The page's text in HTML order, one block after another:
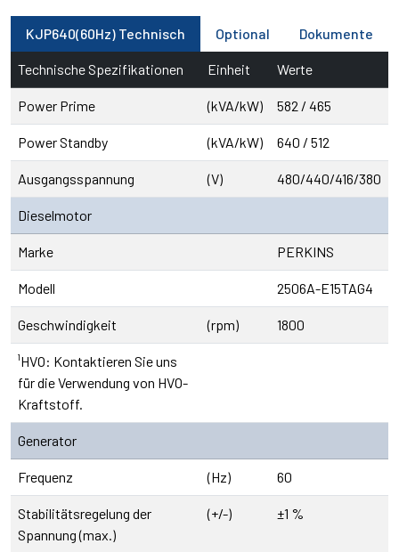
KJP640(60Hz) Technisch Optional Dokumente
Technische Spezifikationen Einheit Werte
Power Prime (kVA/kW) 582 / 465
Power Standby (kVA/kW) 640 / 512
Ausgangsspannung (V) 480/440/416/380
Dieselmotor
Marke PERKINS
Modell 2506A-E15TAG4
Geschwindigkeit (rpm) 1800
¹HVO: Kontaktieren Sie uns
für die Verwendung von HVO-
Kraftstoff.
Generator
Frequenz (Hz) 60
Stabilitätsregelung der
Spannung (max.)
(+/-) ±1 %